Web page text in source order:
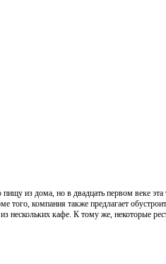
из дома, но в двадцать первом веке
компания также предлагает
кафе. К тому же, некоторые